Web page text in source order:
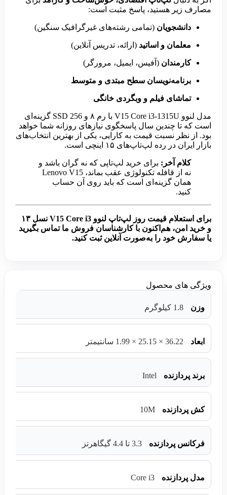
مصارف زیر هستید، پاسخ مثبت است:
دانشجویان (تمامی رشته‌های غیرگرافیک سنگین)
معلمان و اساتید (ارائه، تدریس آنلاین)
کارمندان (آفیس، ایمیل، مرورگر)
برنامه‌نویسان سطح مبتدی و متوسط
تماشای فیلم و وبگردی خانگی
مدل لنوو V15 Core i3-1315U با رم ۸ و SSD 256 گزینه‌ای
است که تا چندین سال پاسخگوی نیازهای روزانه شما خواهد
بود. از نظر نسبت قیمت به کارایی، یکی از بهترین انتخاب‌های
بازار ایران در رده لپ‌تاپ‌های ۱۵ اینچی است.
کلام آخر: برای خرید لپ‌تاپی که نه گران باشد و
نه از قافله تکنولوژی عقب بماند، Lenovo V15
همان گزینه‌ای است که باید روی آن حساب
کنید.
برای استعلام قیمت روز لپ‌تاپ لنوو V15 Core i3 نسل ۱۳
و خرید امن، هم‌اکنون با کارشناسان فروش ما تماس بگیرید
یا سفارش خود را به‌صورت آنلاین ثبت کنید.
ویژگی های محصول
وزن 1.8 کیلوگرم
ابعاد 36.22 × 25.15 × 1.99 سانتیمتر
برند پردازنده Intel
کش پردازنده 10M
فرکانس پردازنده 3.3 تا 4.4 گیگاهرتز
مدل پردازنده Core i3